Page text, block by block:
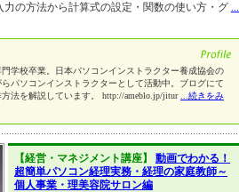
力の方法から計算式の設定・関数の使い方・グ ...
学校卒業。日本パソコンインストラクター養成協会の
パソコンインストラクターとして活動中。ブログにて
法を解説しています。 http://ameblo.jp/jitur
...続きをみ
【経営・マネジメント講座】 動画でわかる！
超簡単パソコン経理実務・経理の家庭教師～
個人事業・理美容院サロン編